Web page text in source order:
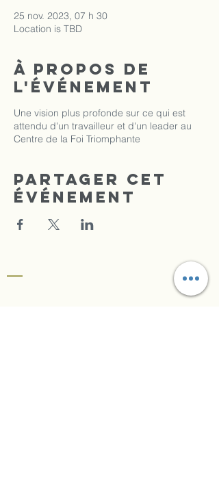
25 nov. 2023, 07 h 30
Location is TBD
À propos de
l'événement
Une vision plus profonde sur ce qui est
attendu d'un travailleur et d'un leader au
Centre de la Foi Triomphante
Partager cet
événement